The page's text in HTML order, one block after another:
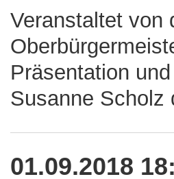
Veranstaltet von
Präsentation
Susanne Scholz
01.09.2018